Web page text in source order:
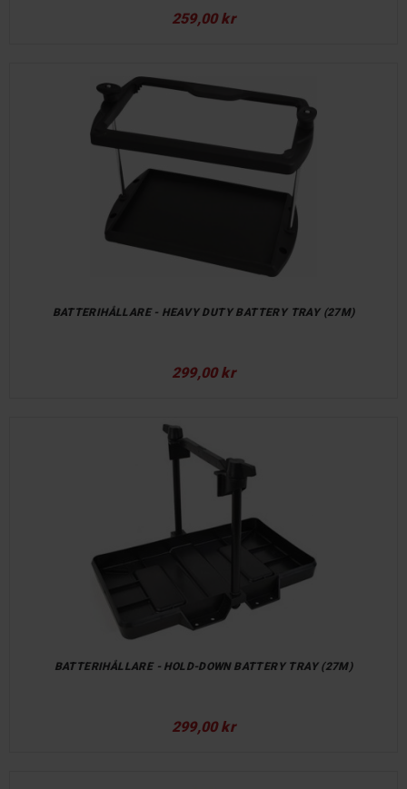
259,00 kr
BATTERIHÅLLARE - HEAVY DUTY BATTERY TRAY (27M)
299,00 kr
BATTERIHÅLLARE - HOLD-DOWN BATTERY TRAY (27M)
299,00 kr